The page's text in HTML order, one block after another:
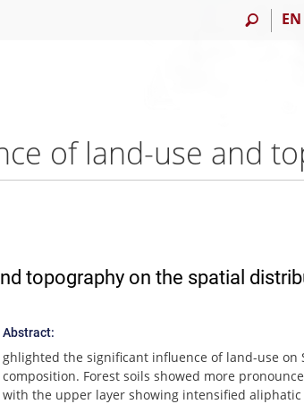
EN
topography on the spatial
Abstract:
ghlighted the significant influence of land-use on
composition. Forest soils showed more
with the upper layer showing intensified aliphatic